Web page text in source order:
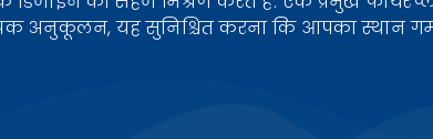
अनुकूलन, यह सुनिश्चित करना कि आपका स्थान